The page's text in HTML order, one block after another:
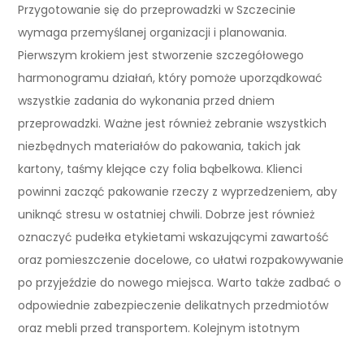
Przygotowanie się do przeprowadzki w Szczecinie
wymaga przemyślanej organizacji i planowania.
Pierwszym krokiem jest stworzenie szczegółowego
harmonogramu działań, który pomoże uporządkować
wszystkie zadania do wykonania przed dniem
przeprowadzki. Ważne jest również zebranie wszystkich
niezbędnych materiałów do pakowania, takich jak
kartony, taśmy klejące czy folia bąbelkowa. Klienci
powinni zacząć pakowanie rzeczy z wyprzedzeniem, aby
uniknąć stresu w ostatniej chwili. Dobrze jest również
oznaczyć pudełka etykietami wskazującymi zawartość
oraz pomieszczenie docelowe, co ułatwi rozpakowywanie
po przyjeździe do nowego miejsca. Warto także zadbać o
odpowiednie zabezpieczenie delikatnych przedmiotów
oraz mebli przed transportem. Kolejnym istotnym